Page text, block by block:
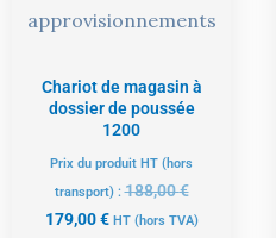
approvisionnements
Chariot de magasin à
dossier de poussée
1200
Prix du produit HT (hors
transport) :188,00€
179,00€ HT (hors TVA)